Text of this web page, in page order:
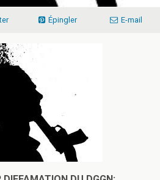
Épingler E-mail